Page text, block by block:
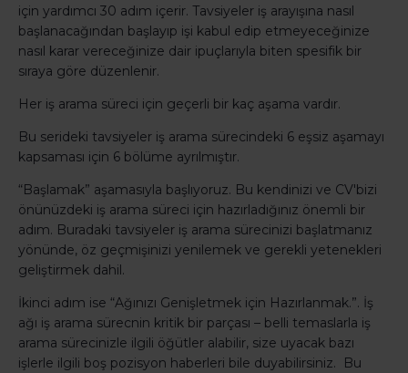
için yardımcı 30 adım içerir. Tavsiyeler iş arayışına nasıl
başlanacağından başlayıp işi kabul edip etmeyeceğinize
nasıl karar vereceğinize dair ipuçlarıyla biten spesifik bir
sıraya göre düzenlenir.
Her iş arama süreci için geçerli bir kaç aşama vardır.
Bu serideki tavsiyeler iş arama sürecindeki 6 eşsiz aşamayı
kapsaması için 6 bölüme ayrılmıştır.
“Başlamak” aşamasıyla başlıyoruz. Bu kendinizi ve CV'bizi
önünüzdeki iş arama süreci için hazırladığınız önemli bir
adım. Buradaki tavsiyeler iş arama sürecinizi başlatmanız
yönünde, öz geçmişinizi yenilemek ve gerekli yetenekleri
geliştirmek dahil.
İkinci adım ise “Ağınızı Genişletmek için Hazırlanmak.”. İş
ağı iş arama sürecnin kritik bir parçası – belli temaslarla iş
arama sürecinizle ilgili öğütler alabilir, size uyacak bazı
işlerle ilgili boş pozisyon haberleri bile duyabilirsiniz. Bu